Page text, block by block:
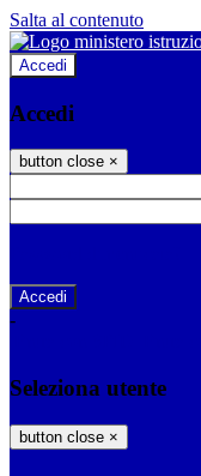
Salta al contenuto
Accedi
Accedi
button close ×
-
Seleziona utente
button close ×